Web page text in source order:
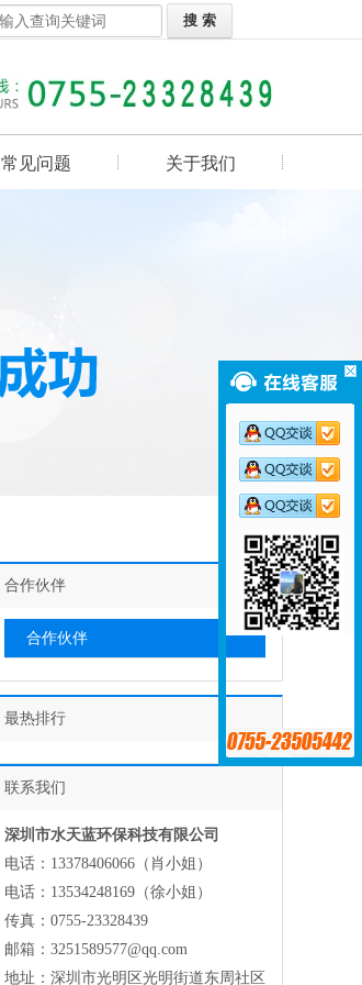
常见问题 关于我们
合作伙伴
合作伙伴
最热排行
联系我们
深圳市水天蓝环保科技有限公司
电话：13378406066（肖小姐）
电话：13534248169（徐小姐）
传真：0755-23328439
邮箱：3251589577@qq.com
地址：深圳市光明区光明街道东周社区